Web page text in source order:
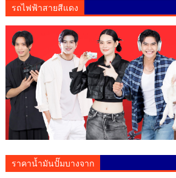
รถไฟฟ้าสายสีแดง
ราคาน้ำมันปั๊มบางจาก